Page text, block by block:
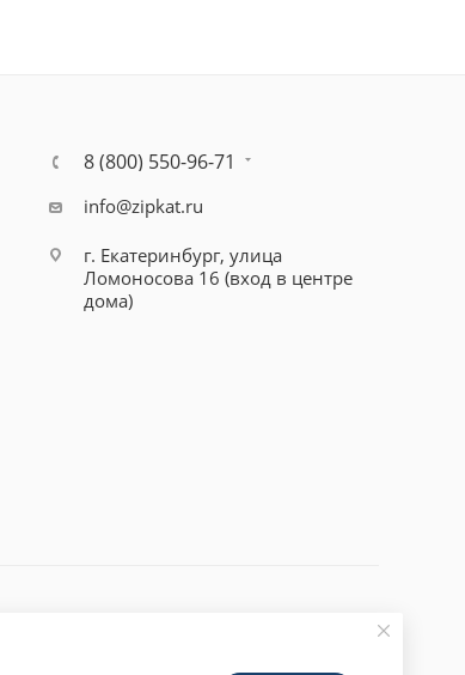
8 (800) 550-96-71
info@zipkat.ru
г. Екатеринбург, улица
Ломоносова 16 (вход в центре
дома)